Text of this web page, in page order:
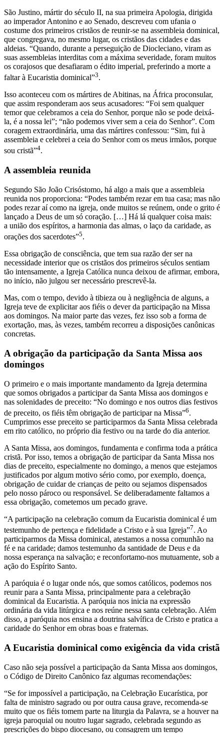
São Justino, mártir do século II, na sua primeira Apologia, dirigida
ao imperador Antonino e ao Senado, descreveu com ufania o
costume dos primeiros cristãos de reunir-se na assembleia dominical,
que congregava, no mesmo lugar, os cristãos das cidades e das
aldeias. “Quando, durante a perseguição de Diocleciano, viram as
suas assembleias interditas com a máxima severidade, foram muitos
os corajosos que desafiaram o édito imperial, preferindo a morte a
faltar à Eucaristia dominical”3.
Isso aconteceu com os mártires de Abitinas, na África proconsular,
que assim responderam aos seus acusadores: “Foi sem qualquer
temor que celebramos a ceia do Senhor, porque não se pode deixá-
la, é a nossa lei”; “não podemos viver sem a ceia do Senhor”. Com
coragem extraordinária, uma das mártires confessou: “Sim, fui à
assembleia e celebrei a ceia do Senhor com os meus irmãos, porque
sou cristã”4.
A assembleia reunida
Segundo São João Crisóstomo, há algo a mais que a assembleia
reunida nos proporciona: “Podes também rezar em tua casa; mas não
podes rezar aí como na igreja, onde muitos se reúnem, onde o grito é
lançado a Deus de um só coração. […] Há lá qualquer coisa mais:
a união dos espíritos, a harmonia das almas, o laço da caridade, as
orações dos sacerdotes”5.
Essa obrigação de consciência, que tem sua razão der ser na
necessidade interior que os cristãos dos primeiros séculos sentiam
tão intensamente, a Igreja Católica nunca deixou de afirmar, embora,
no início, não julgou ser necessário prescrevê-la.
Mas, com o tempo, devido à tibieza ou à negligência de alguns, a
Igreja teve de explicitar aos fiéis o dever da participação na Missa
aos domingos. Na maior parte das vezes, fez isso sob a forma de
exortação, mas, às vezes, também recorreu a disposições canônicas
concretas.
A obrigação da participação da Santa Missa aos
domingos
O primeiro e o mais importante mandamento da Igreja determina
que somos obrigados a participar da Santa Missa aos domingos e
nas solenidades de preceito: “No domingo e nos outros dias festivos
de preceito, os fiéis têm obrigação de participar na Missa”6.
Cumprimos esse preceito se participarmos da Santa Missa celebrada
em rito católico, no próprio dia festivo ou na tarde do dia anterior.
A Santa Missa, aos domingos, fundamenta e confirma toda a prática
cristã. Por isso, temos a obrigação de participar da Santa Missa nos
dias de preceito, especialmente no domingo, a menos que estejamos
justificados por algum motivo sério como, por exemplo, doença,
obrigação de cuidar de crianças de peito ou sejamos dispensados
pelo nosso pároco ou responsável. Se deliberadamente faltamos a
essa obrigação, cometemos um pecado grave.
“A participação na celebração comum da Eucaristia dominical é um
testemunho de pertença e fidelidade a Cristo e à sua Igreja”7. Ao
participarmos da Missa dominical, atestamos a nossa comunhão na
fé e na caridade; damos testemunho da santidade de Deus e da
nossa esperança na salvação; e reconfortamo-nos mutuamente, sob a
ação do Espírito Santo.
A paróquia é o lugar onde nós, que somos católicos, podemos nos
reunir para a Santa Missa, principalmente para a celebração
dominical da Eucaristia. A paróquia nos inicia na expressão
ordinária da vida litúrgica e nos reúne nessa santa celebração. Além
disso, a paróquia nos ensina a doutrina salvífica de Cristo e pratica a
caridade do Senhor em obras boas e fraternas.
A Eucaristia dominical como exigência da vida cristã
Caso não seja possível a participação da Santa Missa aos domingos,
o Código de Direito Canônico faz algumas recomendações:
“Se for impossível a participação, na Celebração Eucarística, por
falta de ministro sagrado ou por outra causa grave, recomenda-se
muito que os fiéis tomem parte na liturgia da Palavra, se a houver na
igreja paroquial ou noutro lugar sagrado, celebrada segundo as
prescrições do bispo diocesano, ou consagrem um tempo